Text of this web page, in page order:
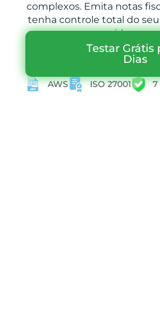
complexos. Emita notas
tenha controle total do
em um só lugar,
Testar Grátis
Dias
AWS ISO 27001 7